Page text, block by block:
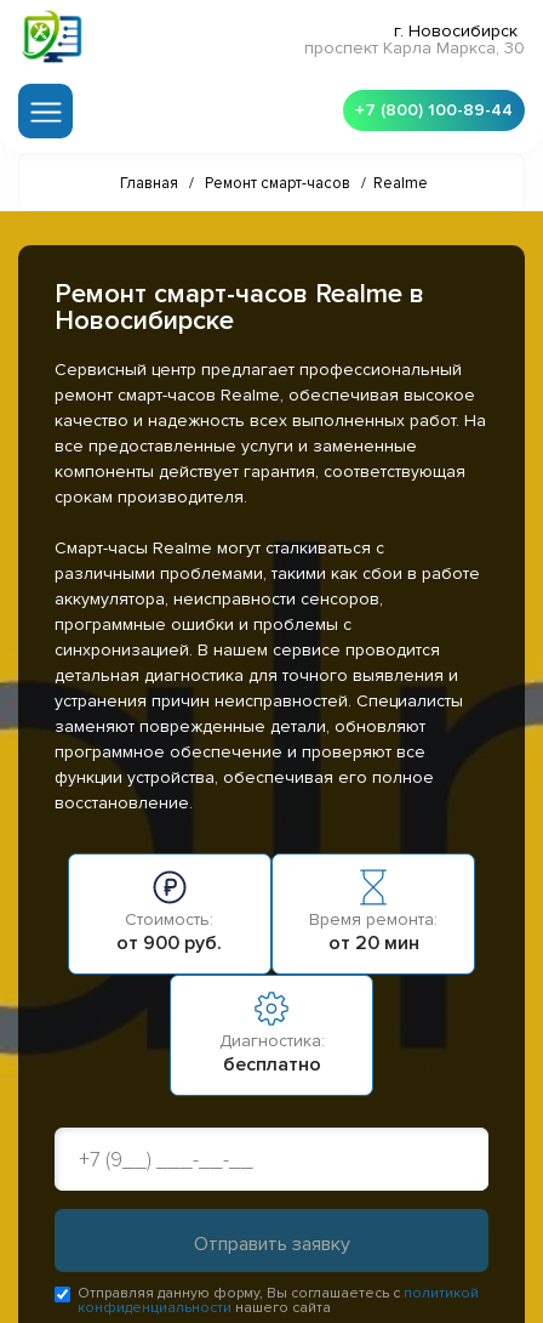
г. Новосибирск
проспект Карла Маркса, 30
+7 (800) 100-89-44
Главная / Ремонт смарт-часов / Realme
Ремонт смарт-часов Realme в
Новосибирске
Сервисный центр предлагает профессиональный
ремонт смарт-часов Realme, обеспечивая высокое
качество и надежность всех выполненных работ. На
все предоставленные услуги и замененные
компоненты действует гарантия, соответствующая
срокам производителя.
Смарт-часы Realme могут сталкиваться с
различными проблемами, такими как сбои в работе
аккумулятора, неисправности сенсоров,
программные ошибки и проблемы с
синхронизацией. В нашем сервисе проводится
детальная диагностика для точного выявления и
устранения причин неисправностей. Специалисты
заменяют поврежденные детали, обновляют
программное обеспечение и проверяют все
функции устройства, обеспечивая его полное
восстановление.
Стоимость:
от 900 руб.
Время ремонта:
от 20 мин
Диагностика:
бесплатно
Отправляя данную форму, Вы соглашаетесь с политикой
конфиденциальности нашего сайта